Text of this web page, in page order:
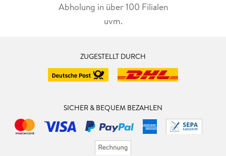
Abholung in über 100 Filialen
uvm.
ZUGESTELLT DURCH
SICHER & BEQUEM BEZAHLEN